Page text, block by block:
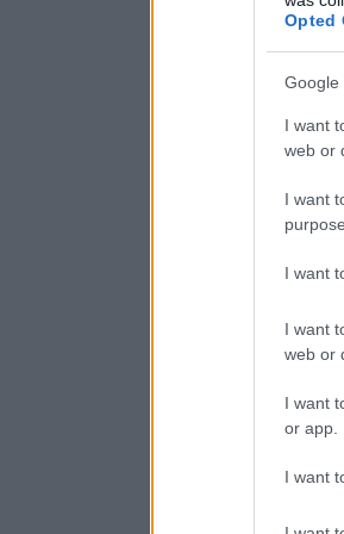
Opted
Google
I want
web or
I want
I want
I want
web or
I want
or app.
I want